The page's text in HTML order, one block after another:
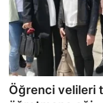
Hakkımızda
İletişim
Asayiş
Çevre
Öğrenci velileri